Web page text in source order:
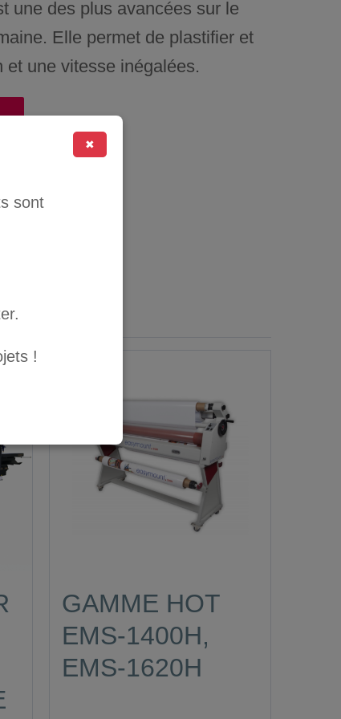
une des plus avancées sur le
Elle permet de plastifier et
une vitesse inégalées.
GAMME HOT
EMS-1400H,
EMS-1620H
✖
sont
!